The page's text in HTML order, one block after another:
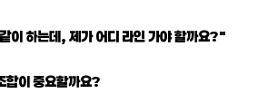
이 하는데, 제가 어디 라인 가야 할까요?"
합이 중요할까요?